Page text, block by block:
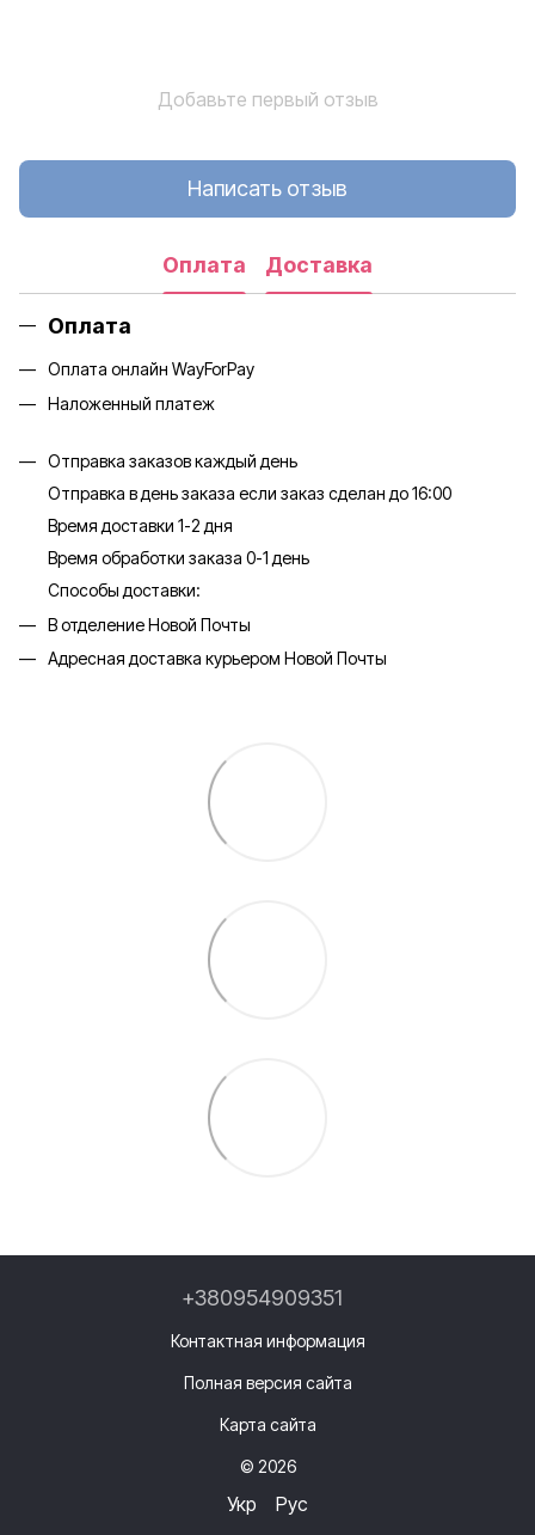
Добавьте первый отзыв
Написать отзыв
Оплата Доставка
Оплата
Оплата онлайн WayForPay
Наложенный платеж
Отправка заказов каждый день
Отправка в день заказа если заказ сделан до 16:00
Время доставки 1-2 дня
Время обработки заказа 0-1 день
Способы доставки:
В отделение Новой Почты
Адресная доставка курьером Новой Почты
+380954909351
Контактная информация
Полная версия сайта
Карта сайта
© 2026
Укр Рус